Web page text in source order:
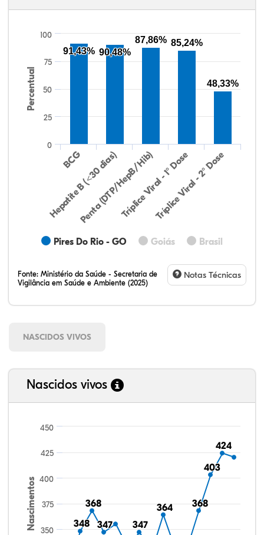
Percentual
Pires Do Rio - GO Goiás Brasil
BCG
Hepatite B (<30 dias)
Penta (DTP/HepB/Hib)Tríplice Viral - 1° Dose
Tríplice Viral - 2° Dose
0
25
50
75
100
91,43% 90,48%
87,86% 85,24%
48,33%
Fonte: Ministério da Saúde - Secretaria de
Vigilância em Saúde e Ambiente (2025)
Notas Técnicas
NASCIDOS VIVOS
Nascidos vivos
Nascimentos 348
348
368
368
347
347
347
347
364
364 368
368
403
403
424
424
350
375
400
425
450